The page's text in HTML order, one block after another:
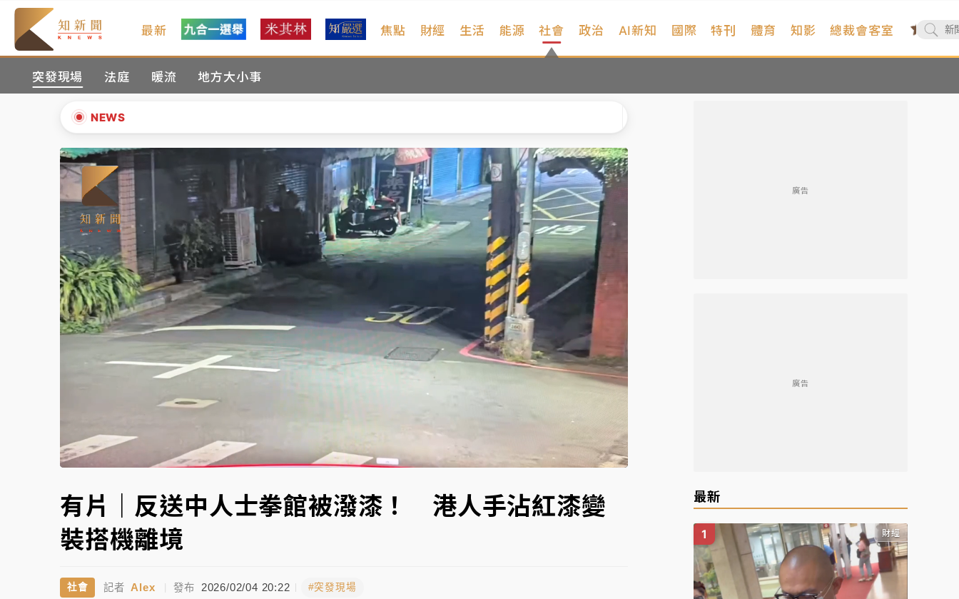
最新 焦點 財經 生活 能源 社會
突發現場 法庭 暖流 地方大小事
政治 AI新知 國際 特刊 體育 知影 總裁會客室
NEWS
暑假過三周才推「E宿新北打卡趣」！抽獎程序複雜 觀旅局回應了
中信慈善基金會想增加董事人數！辜仲諒向法院聲請遭駁 理由曝光
故宮《龍藏經》特展第2檔！今線上預約開賣一度塞車 周六起展出延長至晚上7時
台東農業處長涉圖利渡假村！東檢抗告成功 今重開羈押庭
父親節泡湯了！中颱白海豚雨彈轟3天 「紅到發紫」降雨熱區曝
女律師陳昱瑄詐慈濟10億！黃金158kg遭查扣畫面曝光
暑假過三周才推「E宿新北打卡趣」！抽獎程序複雜 觀旅局回應了
中信慈善基金會想增加董事人數！辜仲諒向法院聲請遭駁 理由曝光
故宮《龍藏經》特展第2檔！今線上預約開賣一度塞車 周六起展出延長至晚上7時
台東農業處長涉圖利渡假村！東檢抗告成功 今重開羈押庭
▲
Loaded:
100.00%
有片｜反送中人士拳館被潑漆！ 港人手沾紅漆變
裝搭機離境
社會 記者 Alex 發布 2026/02/04 20:22 #突發現場
廣告
廣告
最新
財經